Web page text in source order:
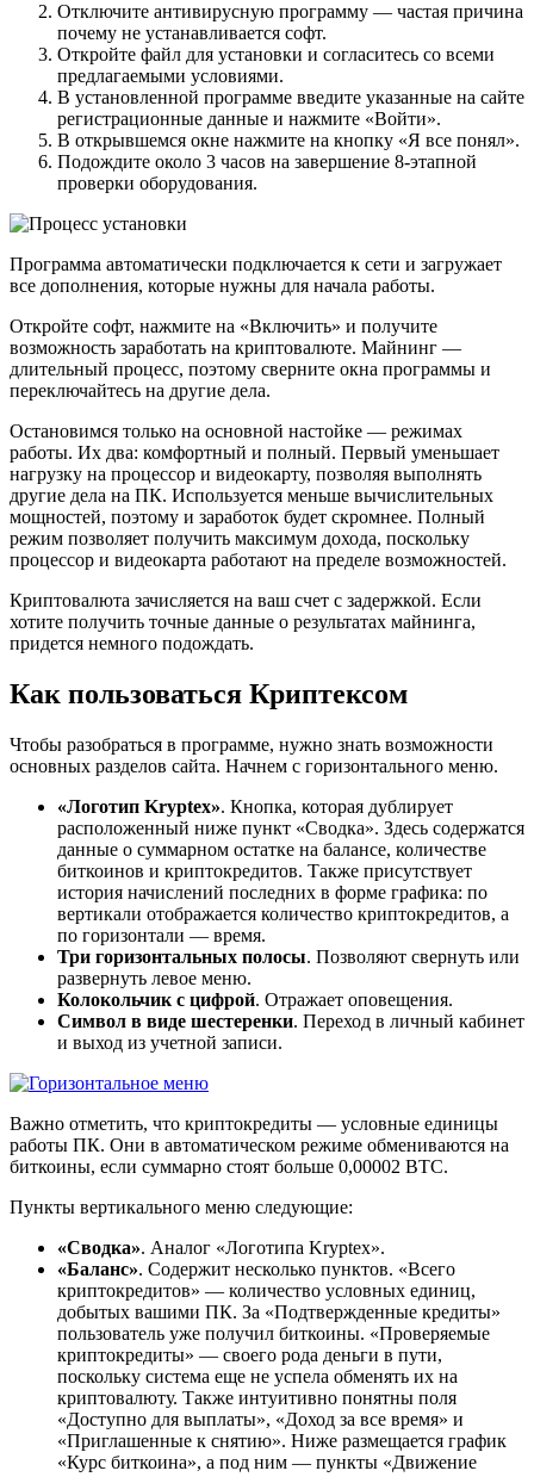
Отключите антивирусную программу — частая причина
почему не устанавливается софт.
Откройте файл для установки и согласитесь со всеми
предлагаемыми условиями.
В установленной программе введите указанные на сайте
регистрационные данные и нажмите «Войти».
В открывшемся окне нажмите на кнопку «Я все понял».
Подождите около 3 часов на завершение 8-этапной
проверки оборудования.
Программа автоматически подключается к сети и загружает
все дополнения, которые нужны для начала работы.
Откройте софт, нажмите на «Включить» и получите
возможность заработать на криптовалюте. Майнинг —
длительный процесс, поэтому сверните окна программы и
переключайтесь на другие дела.
Остановимся только на основной настойке — режимах
работы. Их два: комфортный и полный. Первый уменьшает
нагрузку на процессор и видеокарту, позволяя выполнять
другие дела на ПК. Используется меньше вычислительных
мощностей, поэтому и заработок будет скромнее. Полный
режим позволяет получить максимум дохода, поскольку
процессор и видеокарта работают на пределе возможностей.
Криптовалюта зачисляется на ваш счет с задержкой. Если
хотите получить точные данные о результатах майнинга,
придется немного подождать.
Как пользоваться Криптексом
Чтобы разобраться в программе, нужно знать возможности
основных разделов сайта. Начнем с горизонтального меню.
«Логотип Kryptex». Кнопка, которая дублирует
расположенный ниже пункт «Сводка». Здесь содержатся
данные о суммарном остатке на балансе, количестве
биткоинов и криптокредитов. Также присутствует
история начислений последних в форме графика: по
вертикали отображается количество криптокредитов, а
по горизонтали — время.
Три горизонтальных полосы. Позволяют свернуть или
развернуть левое меню.
Колокольчик с цифрой. Отражает оповещения.
Символ в виде шестеренки. Переход в личный кабинет
и выход из учетной записи.
Важно отметить, что криптокредиты — условные единицы
работы ПК. Они в автоматическом режиме обмениваются на
биткоины, если суммарно стоят больше 0,00002 BTC.
Пункты вертикального меню следующие:
«Сводка». Аналог «Логотипа Kryptex».
«Баланс». Содержит несколько пунктов. «Всего
криптокредитов» — количество условных единиц,
добытых вашими ПК. За «Подтвержденные кредиты»
пользователь уже получил биткоины. «Проверяемые
криптокредиты» — своего рода деньги в пути,
поскольку система еще не успела обменять их на
криптовалюту. Также интуитивно понятны поля
«Доступно для выплаты», «Доход за все время» и
«Приглашенные к снятию». Ниже размещается график
«Курс биткоина», а под ним — пункты «Движение